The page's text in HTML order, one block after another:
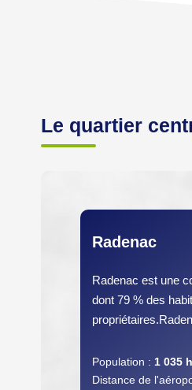
Le quartier
Radenac
Radenac est une
dont 79 % des
Population : 1 035
Distance de